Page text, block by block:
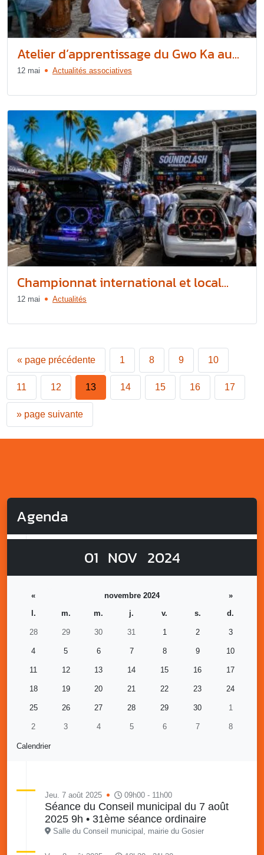
Atelier d’apprentissage du Gwo Ka au...
12 mai Actualités associatives
Championnat international et local...
12 mai Actualités
« page précédente 1 8 9 10
11 12 13 14 15 16 17
» page suivante
Agenda
01 NOV 2024
Calendrier
« novembre 2024
»
l.
m. m. j. v. s. d.
28 29 30 31 1 2 3
4 5 6 7 8 9 10
11 12 13 14 15 16 17
18 19 20 21 22 23 24
25 26 27 28 29 30 1
2 3 4 5 6 7 8
Jeu. 7 août 2025 09h00 - 11h00
Séance du Conseil municipal du 7 août
2025 9h • 31ème séance ordinaire
Salle du Conseil municipal, mairie du Gosier